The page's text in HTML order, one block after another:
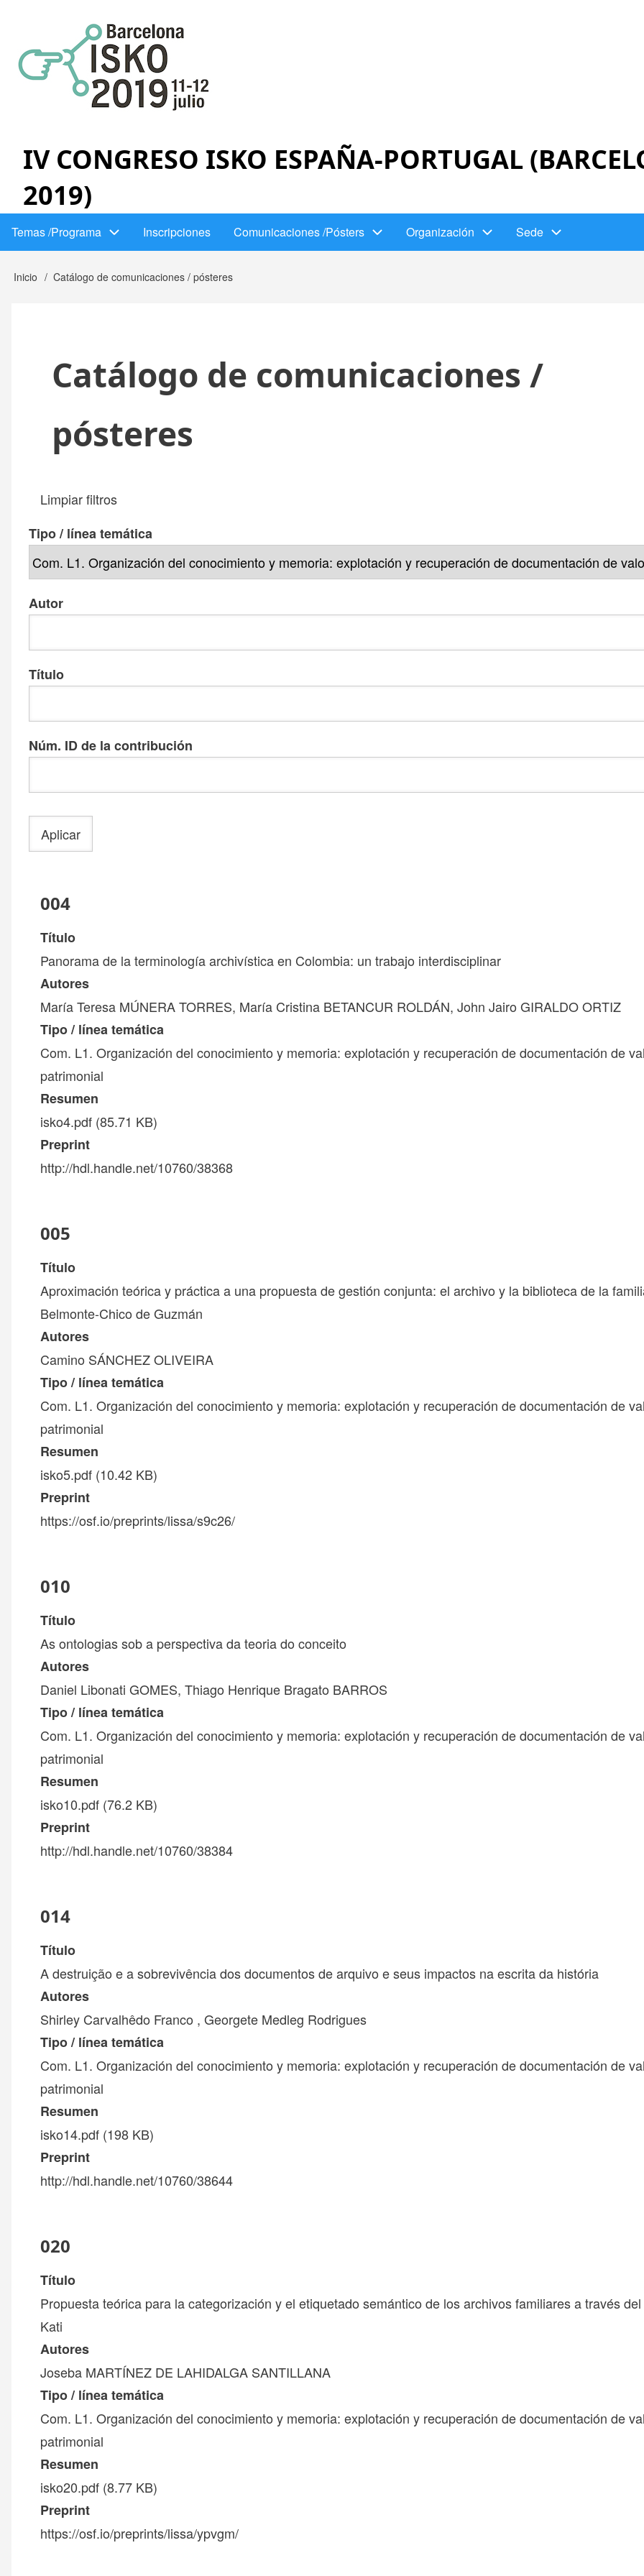
contenido
principal
IV CONGRESO ISKO ESPAÑA-PORTUGAL
2019)
Menú
principal
Temas /Programa Inscripciones Comunicaciones /Pósters Organización Sede
Sobrescribir
navegación
Inicio Catálogo de comunicaciones / pósteres
Catálogo de comunicaciones /
pósteres
Limpiar filtros
Tipo / línea temática
Autor
Título
Núm. ID de la contribución
004
Título
Panorama de la terminología archivística en Colombia: un trabajo interdisciplinar
Autores
María Teresa MÚNERA TORRES, María Cristina BETANCUR ROLDÁN, John Jairo GIRALDO ORTIZ
Tipo / línea temática
Com. L1. Organización del conocimiento y memoria: explotación y recuperación de documentación de
patrimonial
Resumen
isko4.pdf (85.71 KB)
Preprint
http://hdl.handle.net/10760/38368
005
Título
Aproximación teórica y práctica a una propuesta de gestión conjunta: el archivo y la biblioteca de la
Belmonte-Chico de Guzmán
Autores
Camino SÁNCHEZ OLIVEIRA
Tipo / línea temática
Com. L1. Organización del conocimiento y memoria: explotación y recuperación de documentación de
patrimonial
Resumen
isko5.pdf (10.42 KB)
Preprint
https://osf.io/preprints/lissa/s9c26/
010
Título
As ontologias sob a perspectiva da teoria do conceito
Autores
Daniel Libonati GOMES, Thiago Henrique Bragato BARROS
Tipo / línea temática
Com. L1. Organización del conocimiento y memoria: explotación y recuperación de documentación de
patrimonial
Resumen
isko10.pdf (76.2 KB)
Preprint
http://hdl.handle.net/10760/38384
014
Título
A destruição e a sobrevivência dos documentos de arquivo e seus impactos na escrita da história
Autores
Shirley Carvalhêdo Franco , Georgete Medleg Rodrigues
Tipo / línea temática
Com. L1. Organización del conocimiento y memoria: explotación y recuperación de documentación de
patrimonial
Resumen
isko14.pdf (198 KB)
Preprint
http://hdl.handle.net/10760/38644
020
Título
Propuesta teórica para la categorización y el etiquetado semántico de los archivos familiares a través
Kati
Autores
Joseba MARTÍNEZ DE LAHIDALGA SANTILLANA
Tipo / línea temática
Com. L1. Organización del conocimiento y memoria: explotación y recuperación de documentación de
patrimonial
Resumen
isko20.pdf (8.77 KB)
Preprint
https://osf.io/preprints/lissa/ypvgm/